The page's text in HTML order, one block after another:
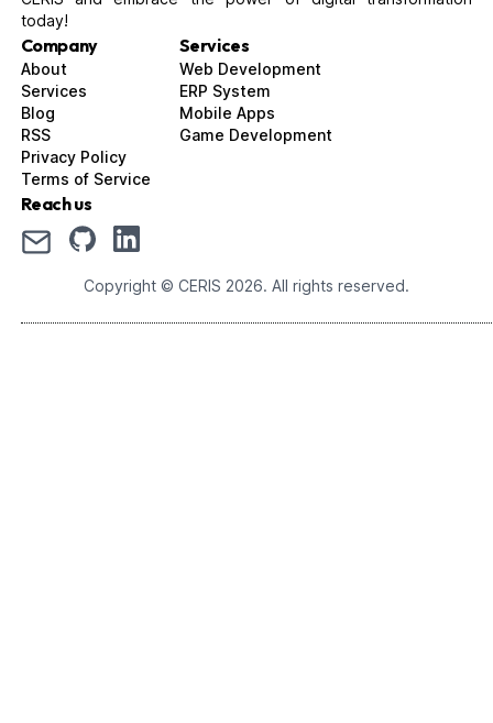
today!
Company
About
Services
Blog
RSS
Privacy Policy
Terms of Service
Services
Web Development
ERP System
Mobile Apps
Game Development
Reach us
Copyright © CERIS 2026. All rights reserved.